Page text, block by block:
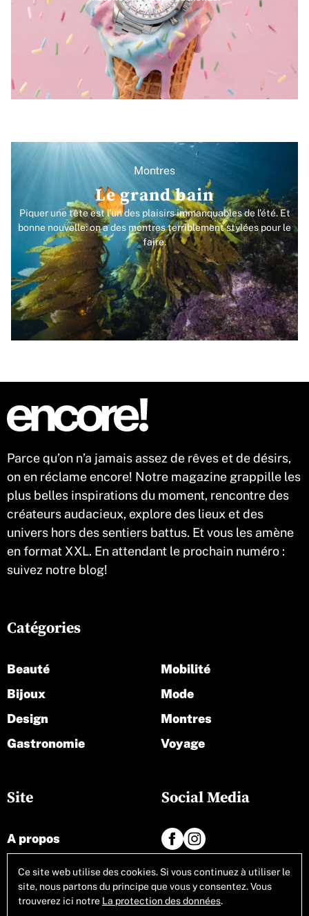
Montres
Le grand bain
Piquer une tête est l’un des plaisirs immanquables de l’été. Et
bonne nouvelle: on a des montres terriblement stylées pour le
faire.
Parce qu’on n’a jamais assez de rêves et de désirs,
on en réclame encore! Notre magazine grappille les
plus belles inspirations du moment, rencontre des
créateurs audacieux, explore des lieux et des
univers hors des sentiers battus. Et vous les amène
en format XXL. En attendant le prochain numéro :
suivez notre blog!
Site
A propos
Contact
Tous les articles
Catégories
Beauté
Bijoux
Design
Gastronomie
Mobilité
Mode
Montres
Voyage
Social Media
Ce site web utilise des cookies. Si vous continuez à utiliser le
site, nous partons du principe que vous y consentez. Vous
trouverez ici notre La protection des données.